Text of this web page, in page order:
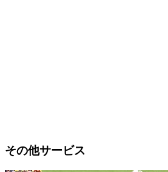
その他サービス